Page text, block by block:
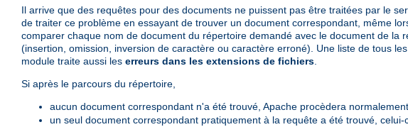
Il arrive que des requêtes pour des documents ne puissent pas être traitées par le
de traiter ce problème en essayant de trouver un document correspondant, même
comparer chaque nom de document du répertoire demandé avec le document de la
(insertion, omission, inversion de caractère ou caractère erroné). Une liste de tous
module traite aussi les erreurs dans les extensions de fichiers.
Si après le parcours du répertoire,
aucun document correspondant n'a été trouvé, Apache procèdera
un seul document correspondant pratiquement à la requête a été trouvé,